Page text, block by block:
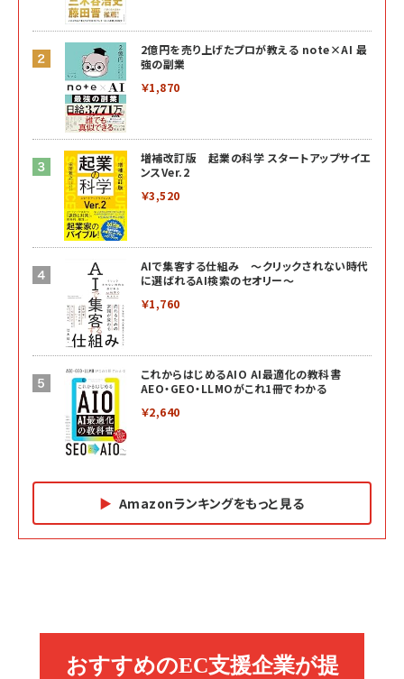
2億円を売り上げたプロが教える note×AI 最
強の副業
￥1,870
増補改訂版 起業の科学 スタートアップサイエ
ンスVer.2
￥3,520
AIで集客する仕組み ～クリックされない時代
に選ばれるAI検索のセオリー～
￥1,760
これからはじめるAIO AI最適化の教科書
AEO・GEO・LLMOがこれ1冊でわかる
￥2,640
Amazonランキングをもっと見る
副業
￥1,870
カラダ2026／宮舘涼太]
￥880